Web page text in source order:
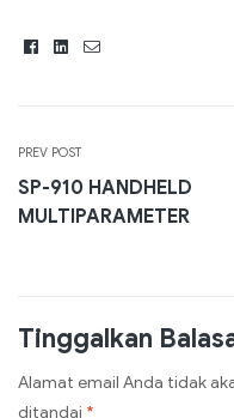
FacebookLinkedin
Email
PREV POST
SP-910 HANDHELD
MULTIPARAMETER
Tinggalkan
Alamat email Anda tidak
ditandai *